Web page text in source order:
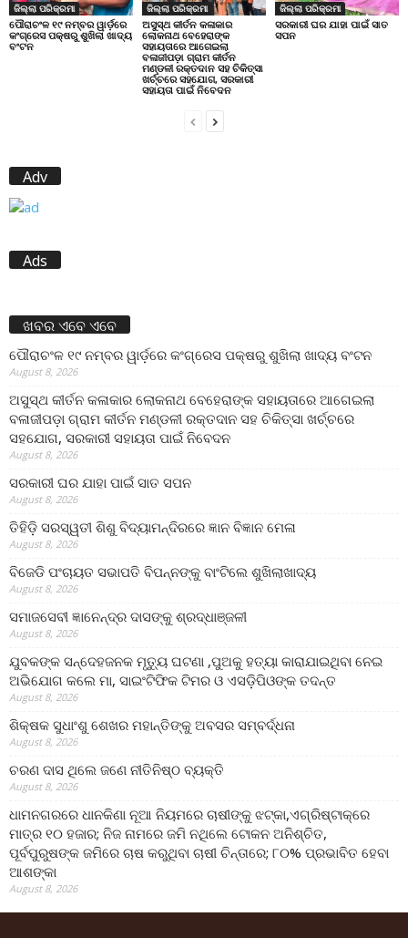
ଜିଲ୍ଲା ପରିକ୍ରମା
ପୌରାଚଂଳ ୧୯ ନମ୍ବର ୱାର୍ଡ଼ରେ
କଂଗ୍ରେସ ପକ୍ଷରୁ ଶୁଖିଲା ଖାଦ୍ୟ
ବଂଟନ
ଜିଲ୍ଲା ପରିକ୍ରମା
ଅସୁସ୍ଥ କୀର୍ତନ କଳାକାର
ଲୋକନାଥ ବେହେରାଙ୍କ
ସହାୟତାରେ ଆଗେଇଲା
ବଳାଜୀପଡ଼ା ଗ୍ରାମ କୀର୍ତନ
ମଣ୍ଡଳୀ ରକ୍ତଦାନ ସହ ଚିକିତ୍ସା
ଖର୍ଚ୍ଚରେ ସହଯୋଗ, ସରକାରୀ
ସହାୟତା ପାଇଁ ନିବେଦନ
ଜିଲ୍ଲା ପରିକ୍ରମା
ସରକାରୀ ଘର ଯାହା ପାଇଁ ସାତ
ସପନ
Adv
Ads
ଖବର ଏବେ ଏବେ
ପୌରାଚଂଳ ୧୯ ନମ୍ବର ୱାର୍ଡ଼ରେ କଂଗ୍ରେସ ପକ୍ଷରୁ ଶୁଖିଲା ଖାଦ୍ୟ ବଂଟନ
August 8, 2026
ଅସୁସ୍ଥ କୀର୍ତନ କଳାକାର ଲୋକନାଥ ବେହେରାଙ୍କ ସହାୟତାରେ ଆଗେଇଲା
ବଳାଜୀପଡ଼ା ଗ୍ରାମ କୀର୍ତନ ମଣ୍ଡଳୀ ରକ୍ତଦାନ ସହ ଚିକିତ୍ସା ଖର୍ଚ୍ଚରେ
ସହଯୋଗ, ସରକାରୀ ସହାୟତା ପାଇଁ ନିବେଦନ
August 8, 2026
ସରକାରୀ ଘର ଯାହା ପାଇଁ ସାତ ସପନ
August 8, 2026
ତିହିଡି଼ ସରସ୍ୱତୀ ଶିଶୁ ବିଦ୍ୟାମନ୍ଦିରରେ ଜ୍ଞାନ ବିଜ୍ଞାନ ମେଳା
August 8, 2026
ବିଜେଡି ପଂଚାୟତ ସଭାପତି ବିପନ୍ନଙ୍କୁ ବାଂଟିଲେ ଶୁଖିଲାଖାଦ୍ୟ
August 8, 2026
ସମାଜସେବୀ ଜ୍ଞାନେନ୍ଦ୍ର ଦାସଙ୍କୁ ଶ୍ରଦ୍ଧାଞ୍ଜଳୀ
August 8, 2026
ଯୁବକଙ୍କ ସନ୍ଦେହଜନକ ମୃତ୍ୟୁ ଘଟଣା ,ପୁଅକୁ ହତ୍ୟା କାରାଯାଇଥିବା ନେଇ
ଅଭିଯୋଗ କଲେ ମା, ସାଇଂଟିଫିକ ଟିମର ଓ ଏସଡ଼ିପିଓଙ୍କ ତଦନ୍ତ
August 8, 2026
ଶିକ୍ଷକ ସୁଧାଂଶୁ ଶେଖର ମହାନ୍ତିଙ୍କୁ ଅବସର ସମ୍ବର୍ଦ୍ଧନା
August 8, 2026
ଚରଣ ଦାସ ଥିଲେ ଜଣେ ନୀତିନିଷ୍ଠ ବ୍ୟକ୍ତି
August 8, 2026
ଧାମନଗରରେ ଧାନକିଣା ନୂଆ ନିୟମରେ ଚାଷୀଙ୍କୁ ଝଟ୍‌କା,ଏଗ୍ରିଷ୍ଟାକ୍‌ରେ
ମାତ୍ର ୧୦ ହଜାର; ନିଜ ନାମରେ ଜମି ନଥିଲେ ଟୋକନ ଅନିଶ୍ଚିତ,
ପୂର୍ବପୁରୁଷଙ୍କ ଜମିରେ ଚାଷ କରୁଥିବା ଚାଷୀ ଚିନ୍ତାରେ; ୮୦% ପ୍ରଭାବିତ ହେବା
ଆଶଙ୍କା
August 8, 2026